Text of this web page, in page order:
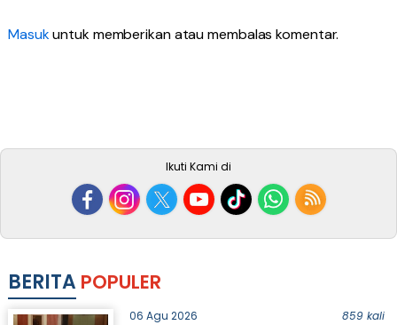
Masukuntuk memberikan atau membalas komentar.
Ikuti Kami di
BERITA POPULER
06 Agu 2026 859 kali